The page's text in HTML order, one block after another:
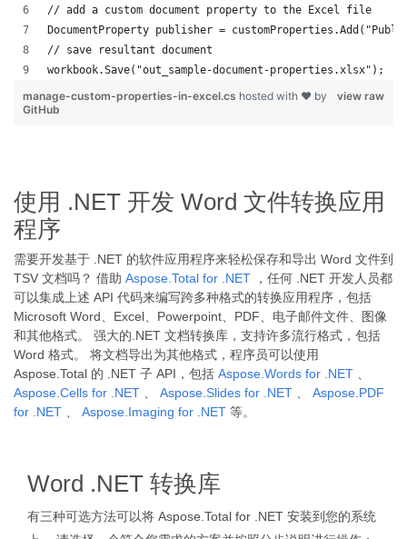
// add a custom document property to the Excel file
DocumentProperty publisher =
// save resultant document
workbook.Save("out_sample-document-properties.xlsx");
view raw
manage-custom-properties-in-excel.cs hosted with ❤ by
GitHub
使用 .NET 开发 Word 文件转换应用
程序
需要开发基于 .NET 的软件应用程序来轻松保存和导出 Word 文件到
TSV 文档吗？ 借助 Aspose.Total for .NET ，任何 .NET 开发人员都
可以集成上述 API 代码来编写跨多种格式的转换应用程序，包括
Microsoft Word、Excel、Powerpoint、PDF、电子邮件文件、图像
和其他格式。 强大的.NET 文档转换库，支持许多流行格式，包括
Word 格式。 将文档导出为其他格式，程序员可以使用
Aspose.Total 的 .NET 子 API，包括 Aspose.Words for .NET
Aspose.Cells for .NET
Aspose.Slides for .NET
Aspose.PDF
for .NET
Aspose.Imaging for .NET 等。
Word .NET 转换库
有三种可选方法可以将 Aspose.Total for .NET 安装到您的系统